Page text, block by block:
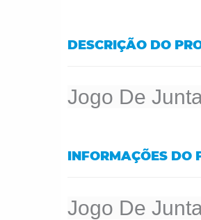
DESCRIÇÃO DO
Jogo De
INFORMAÇÕES DO
Jogo De